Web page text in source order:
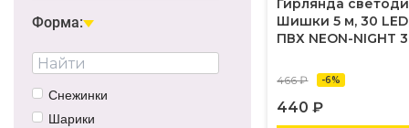
0.51Вт
1Вт
8Вт
12Вт
Форма:
Снежинки
Шарики
Шишки 5 м, 30
ПВХ NEON-NIGHT
466 ₽ -6%
440 ₽